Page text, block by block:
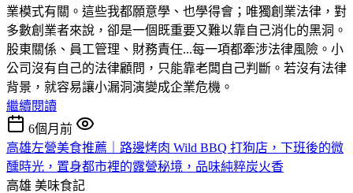
業模式有關。這些我都願意學、也學得會；唯獨創業法律，對
多數創業者來說，卻是一個既重要又難以靠自己消化的黑洞。
股東關係、員工管理、財務責任...每一項都牽涉法律風險。小
公司沒有自己的法律顧問，只能靠老闆自己判斷。若沒有法律
背景，就容易讓小漏洞演變成企業危機。
繼續閱讀
6個月前
高雄左營美食推薦｜路邊烤肉 Wild BBQ 打狗店，下班後的微
醺時光，置身都市裡的露營秘境，品味純粹炭火香
高雄 美味食記